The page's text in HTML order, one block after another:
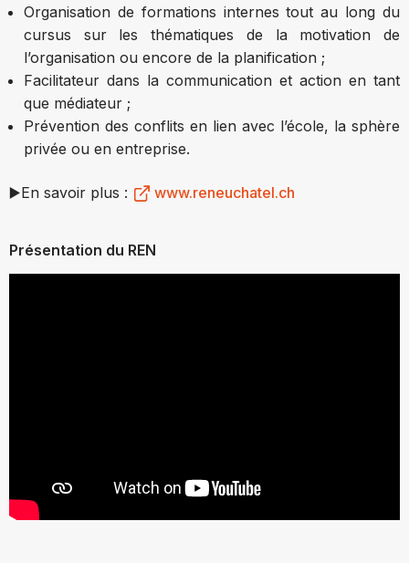
Organisation de formations internes tout au long du
cursus sur les thématiques de la motivation de
l’organisation ou encore de la planification ;
Facilitateur dans la communication et action en tant
que médiateur ;
Prévention des conflits en lien avec l’école, la sphère
privée ou en entreprise.
▶️En savoir plus : www.reneuchatel.ch
Présentation du REN